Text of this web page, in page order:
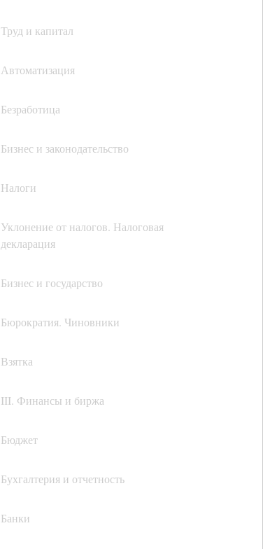
Труд и капитал
Автоматизация
Безработица
Бизнес и законодательство
Налоги
Уклонение от налогов. Налоговая
декларация
Бизнес и государство
Бюрократия. Чиновники
Взятка
III. Финансы и биржа
Бюджет
Бухгалтерия и отчетность
Банки